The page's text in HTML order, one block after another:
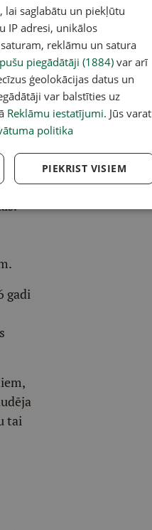
gadi
tai
lai saglabātu un piekļūtu
IP adresi, unikālos
reklāmu un satura
piegādātāji (1884) var arī
ģeolokācijas datus un
var balstīties uz
Reklāmu iestatījumi. Jūs varat
politika
PIEKRIST VISIEM